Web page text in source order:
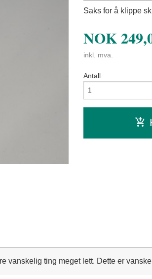
Saks for å klippe
NOK
inkl. mva.
Antall
vanskelig ting meget lett. Dette er